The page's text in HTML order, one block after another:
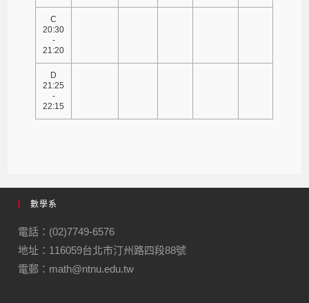
C
20:30
-
21:20
D
21:25
-
22:15
數學系
電話：(02)7749-6576
地址：116059台北市汀州路四段88號
電郵：math@ntnu.edu.tw